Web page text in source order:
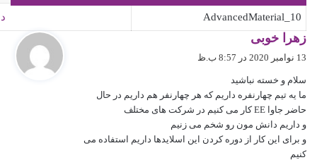
10_AdvancedMaterial
زهرا خوبی
:
13 نوامبر 2020 در 8:57 ب.ظ
سلام و خسته نباشید
ما یه تیم چهارنفره داریم که هر چهارنفر هم داریم در حال
حاضر جاوا EE کار می کنیم در شرکت های مختلف
و داریم دانش مون رو شخم می زنیم
و برای این کار از دوره کردن این اسلایدها داریم استفاده می
کنیم